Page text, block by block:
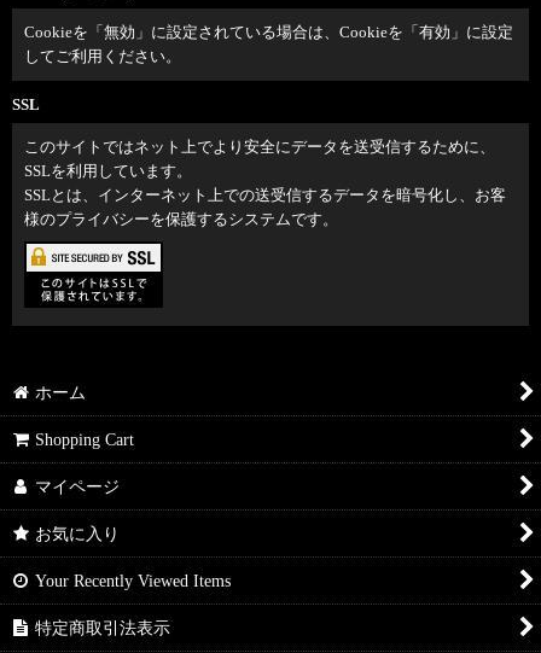
Cookieを「無効」に設定されている場合は、Cookieを「有効」に設定
してご利用ください。
SSL
このサイトではネット上でより安全にデータを送受信するために、
SSLを利用しています。
SSLとは、インターネット上での送受信するデータを暗号化し、お客
様のプライバシーを保護するシステムです。
ホーム
Shopping Cart
マイページ
お気に入り
Your Recently Viewed Items
特定商取引法表示